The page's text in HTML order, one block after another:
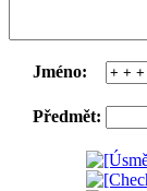
Jméno:
Předmět: